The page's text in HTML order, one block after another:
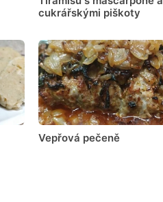
cukrářskými piškoty
Vepřová pečeně